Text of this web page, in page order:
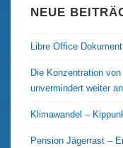
theNEUE
Libre Office
Die Konzentration
unvermindert weiter an
Klimawandel –
Pension Jägerrast –